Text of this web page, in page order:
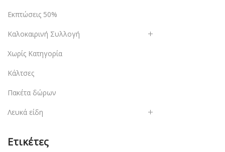
Εκπτώσεις 50%
Καλοκαιρινή Συλλογή
Χωρίς Κατηγορία
Κάλτσες
Πακέτα δώρων
Λευκά είδη
Ετικέτες